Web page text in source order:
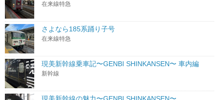
在来線特急
さよなら185系踊り子号
在来線特急
現美新幹線乗車記〜GENBI SHINKANSEN〜 車内編
新幹線